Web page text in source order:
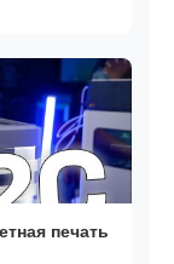
печать